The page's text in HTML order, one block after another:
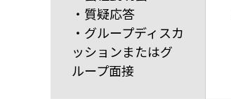
・質疑応答
・グループディスカ
ッションまたはグ
ループ面接